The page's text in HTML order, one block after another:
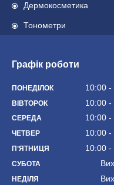
Дермокосметика
Тонометри
Графік роботи
ПОНЕДІЛОК 10:00
ВІВТОРОК 10:00
СЕРЕДА 10:00
ЧЕТВЕР 10:00
ПʼЯТНИЦЯ 10:00
СУБОТА
НЕДІЛЯ